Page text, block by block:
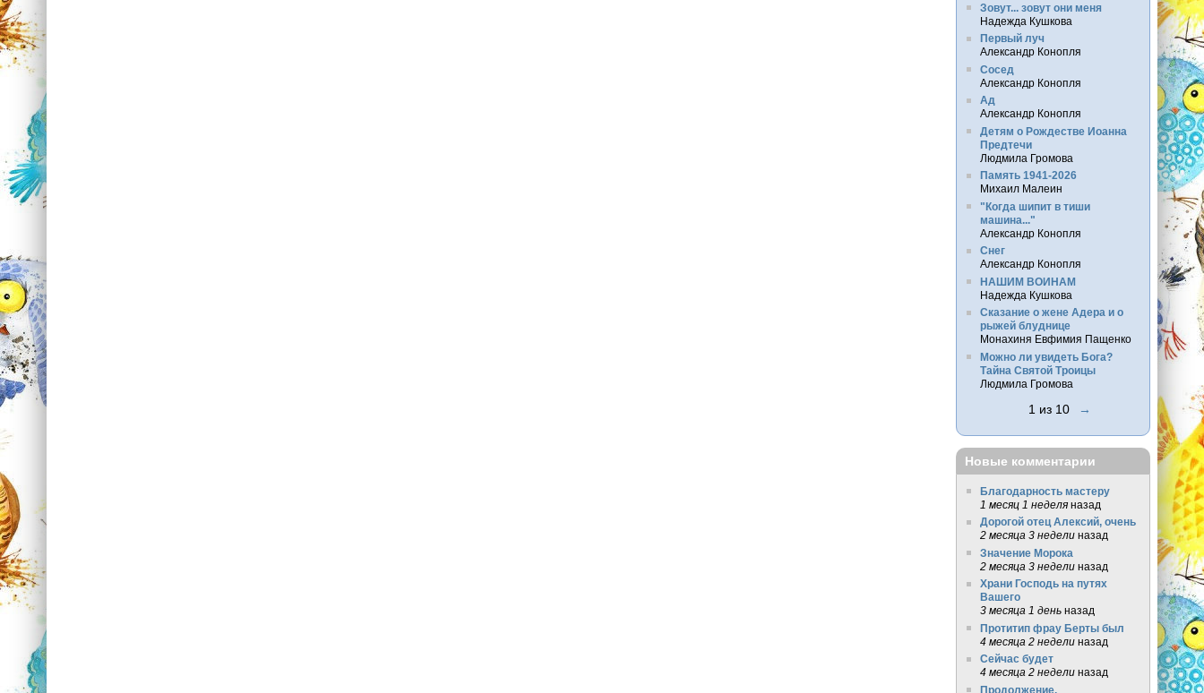
Зовут... зовут они меня
Надежда Кушкова
Первый луч
Александр Конопля
Сосед
Александр Конопля
Ад
Александр Конопля
Детям о Рождестве Иоанна
Предтечи
Людмила Громова
Память 1941-2026
Михаил Малеин
"Когда шипит в тиши
машина..."
Александр Конопля
Снег
Александр Конопля
НАШИМ ВОИНАМ
Надежда Кушкова
Сказание о жене Адера и о
рыжей блуднице
Монахиня Евфимия Пащенко
Можно ли увидеть Бога?
Тайна Святой Троицы
Людмила Громова
1 из 10 →
Новые комментарии
Благодарность мастеру
1 месяц 1 неделяназад
Дорогой отец Алексий, очень
2 месяца 3 неделиназад
Значение Морока
2 месяца 3 неделиназад
Храни Господь на путях
Вашего
3 месяца 1 деньназад
Протитип фрау Берты был
4 месяца 2 неделиназад
Сейчас будет
4 месяца 2 неделиназад
Продолжение.